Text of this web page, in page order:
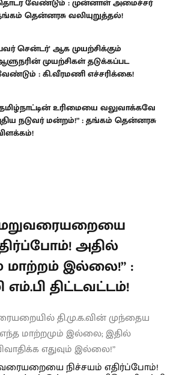
தென்னரசு வலியுறுத்தல்!
சென்டர்’ ஆக முயற்சிக்கும்
முயற்சிகள் தடுக்கப்பட
: கி.வீரமணி எச்சரிக்கை!
உரிமையை வலுவாக்கவே
நடுவர் மன்றம்!” : தங்கம் தென்னரசு
மறுவரையறையை
அதில்
மாற்றம் இல்லை!” :
திட்டவட்டம்!
தி.மு.க.வின் முந்தைய
மாற்றமும் இல்லை; இதில்
எதுவும் இல்லை!”